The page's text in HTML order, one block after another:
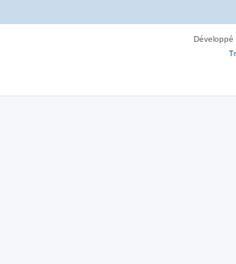
Développé